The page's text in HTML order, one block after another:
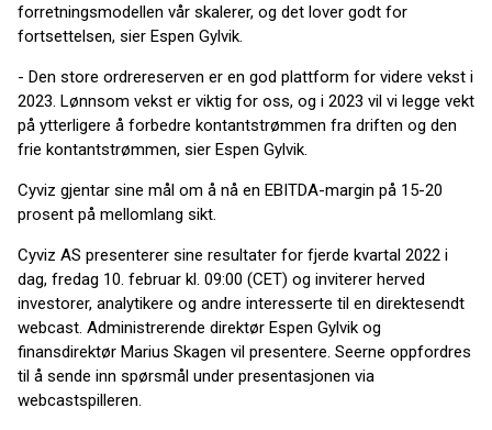
forretningsmodellen vår skalerer, og det lover godt for
fortsettelsen, sier Espen Gylvik.
- Den store ordrereserven er en god plattform for videre vekst i
2023. Lønnsom vekst er viktig for oss, og i 2023 vil vi legge vekt
på ytterligere å forbedre kontantstrømmen fra driften og den
frie kontantstrømmen, sier Espen Gylvik.
Cyviz gjentar sine mål om å nå en EBITDA-margin på 15-20
prosent på mellomlang sikt.
Cyviz AS presenterer sine resultater for fjerde kvartal 2022 i
dag, fredag 10. februar kl. 09:00 (CET) og inviterer herved
investorer, analytikere og andre interesserte til en direktesendt
webcast. Administrerende direktør Espen Gylvik og
finansdirektør Marius Skagen vil presentere. Seerne oppfordres
til å sende inn spørsmål under presentasjonen via
webcastspilleren.